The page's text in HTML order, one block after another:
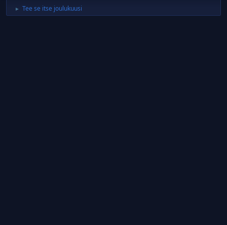
► Tee se itse joulukuusi